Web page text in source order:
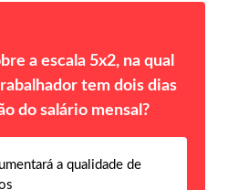
a escala 5x2, na qual
tem dois dias
do salário mensal?
a qualidade de